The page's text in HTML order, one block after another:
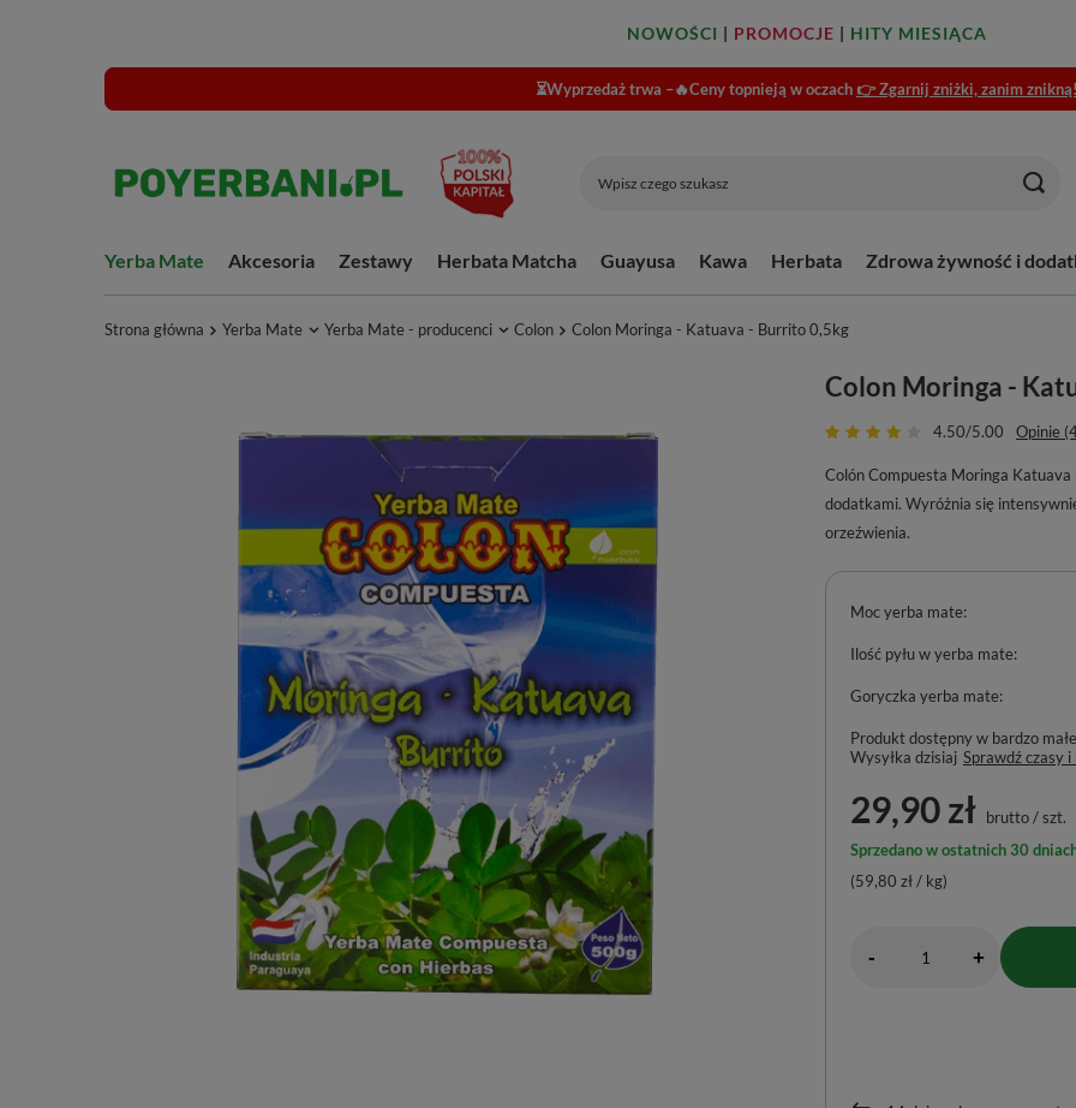
NOWOŚCI | PROMOCJE | HITY MIESIĄCA
⏳Wyprzedaż trwa –🔥Ceny topnieją w oczach 👉 Zgarnij zniżki, zanim znikną!
Yerba Mate Akcesoria Zestawy Herbata Matcha Guayusa Kawa Herbata Zdrowa żywność i
Strona główna Yerba Mate Yerba Mate - producenci Colon Colon Moringa - Katuava - Burrito 0,5kg
Colon Moringa -
4.50/5.00 Opinie
Colón Compuesta Moringa
dodatkami. Wyróżnia się
orzeźwienia.
Produkt dostępny w bardzo
Wysyłka dzisiaj Sprawdź czasy
29,90 zł brutto/szt.
Sprzedano w ostatnich 30
(59,80 zł / kg)
Moc yerba mate
Ilość pyłu w yerba mate
Goryczka yerba mate
- +